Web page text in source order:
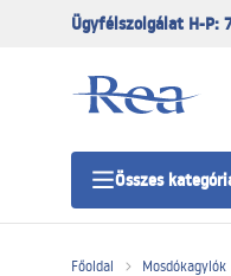
Ügyfélszolgálat H-P:
Összes
Főoldal Mosdókagylók